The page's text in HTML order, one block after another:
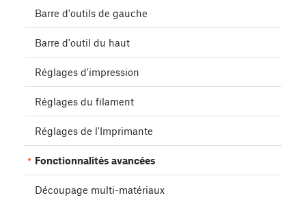
Barre d'outils de gauche
Barre d'outil du haut
Réglages d'impression
Réglages du filament
Réglages de l'Imprimante
Fonctionnalités avancées
Découpage multi-matériaux